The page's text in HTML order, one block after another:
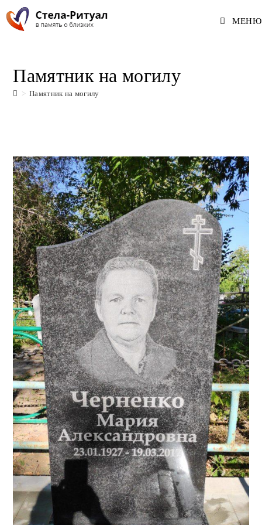
Перейти
МЕНЮ
Памятник на могилу
> Памятник на могилу